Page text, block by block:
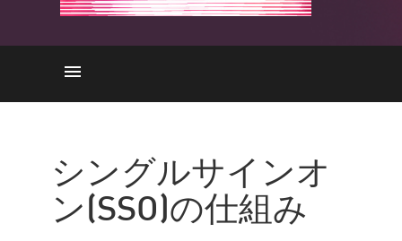
ソリューション
企業情報
シングルサインオ
ン(SSO)の仕組み